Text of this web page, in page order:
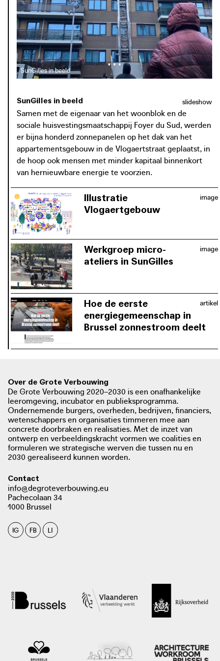
ateliers en workshops of het maken van een podcast. De
bewoners worden op die manier zo nauw mogelijk bij het
proces betrokken. Ze krijgen bijvoorbeeld inspraak in de
verdeelsleutel van de geproduceerde energie. SunGilles /
Vlogaert is één onderdeel van de energiegemeenschap in
wording op niveau van de hele Zuidwijk, La Pilone, waar
CityMine(d) momenteel aan werkt.
SunGilles in beeld
slideshow
SunGilles in beeld
Samen met de eigenaar van het woonblok en de
sociale huisvestingsmaatschappij Foyer du Sud, werden
er bijna honderd zonnepanelen op het dak van het
appartementsgebouw in de Vlogaertstraat geplaatst, in
de hoop ook mensen met minder kapitaal binnenkort
van hernieuwbare energie te voorzien.
image
Illustratie
Vlogaertgebouw
sleutelfiguren en organisaties samen
rond de tafel om aan de slag te gaan.
van de wijk worden in kaart gebracht.
foto: Fanny Monier - CityMined
image
Werkgroep micro-
ateliers in SunGilles
project. De bewoners worden
betrokken bij het beslissingsproces en
kunnen via mini-ateliers mee
nadenken over de toekomst van hun
artikel
Hoe de eerste
energiegemeenschap in
Brussel zonnestroom deelt
energiegemeenschap in wording op
zoek naar een manier om op te
schalen en wil het delen van energie
toegankelijk maken voor heel de
buurt.
foto: Sara De Sloover. Bruzz, 2021
Over de Grote Verbouwing
De Grote Verbouwing 2020–2030 is een onafhankelijke
leeromgeving, incubator en publieksprogramma.
Ondernemende burgers, overheden, bedrijven, financiers,
wetenschappers en organisaties timmeren mee aan
concrete doorbraken en realisaties. Met de inzet van
ontwerp en verbeeldingskracht vormen we coalities en
formuleren we strategische werven die tussen nu en
2030 gerealiseerd kunnen worden.
Contact
info@degroteverbouwing.eu
Pachecolaan 34
1000 Brussel
IG FB LI